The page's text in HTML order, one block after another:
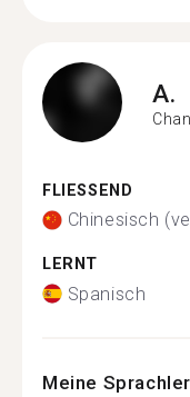
A.
FLIESSEND
Chinesisch
LERNT
Spanisch
Meine